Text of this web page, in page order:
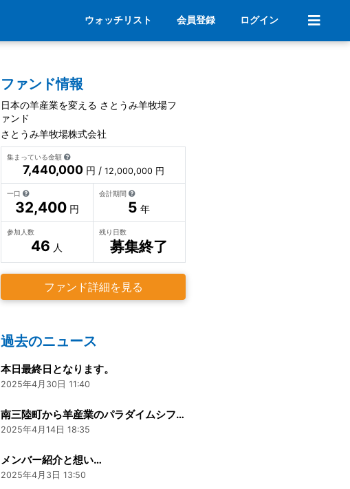
ウォッチリスト 会員登録 ログイン
ファンド情報
日本の羊産業を変える さとうみ羊牧場フ
ァンド
さとうみ羊牧場株式会社
集まっている金額
7,440,000円 / 12,000,000 円
一口
32,400円
会計期間
5 年
参加人数
46 人
残り日数
募集終了
ファンド詳細を見る
過去のニュース
本日最終日となります。
2025年4月30日 11:40
南三陸町から羊産業のパラダイムシフトを起こす！③
2025年4月14日 18:35
メンバー紹介と想い…
2025年4月3日 13:50